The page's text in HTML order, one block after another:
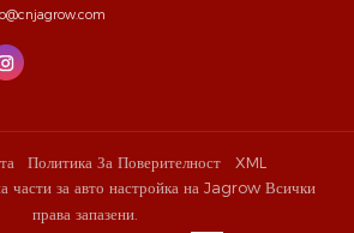
Политика За Поверителност
XML
части за авто настройка на Jagrow Всички
права запазени.